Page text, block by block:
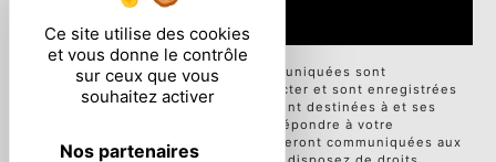
Ce site utilise des cookies
et vous donne le contrôle
sur ceux que vous
souhaitez activer
Nos partenaires
** Les données personnelles communiquées sont
nécessaires aux fins de vous contacter et sont enregistrées
dans un fichier informatisé. Elles sont destinées à et ses
sous-traitants dans le seul but de répondre à votre
message. Les données collectées seront communiquées aux